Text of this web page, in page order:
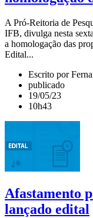
A Pró-Reitoria de
IFB, divulga nesta
a homologação das
Edital...
Escrito por
publicado
19/05/23
10h43
Afastamento
lançado edital